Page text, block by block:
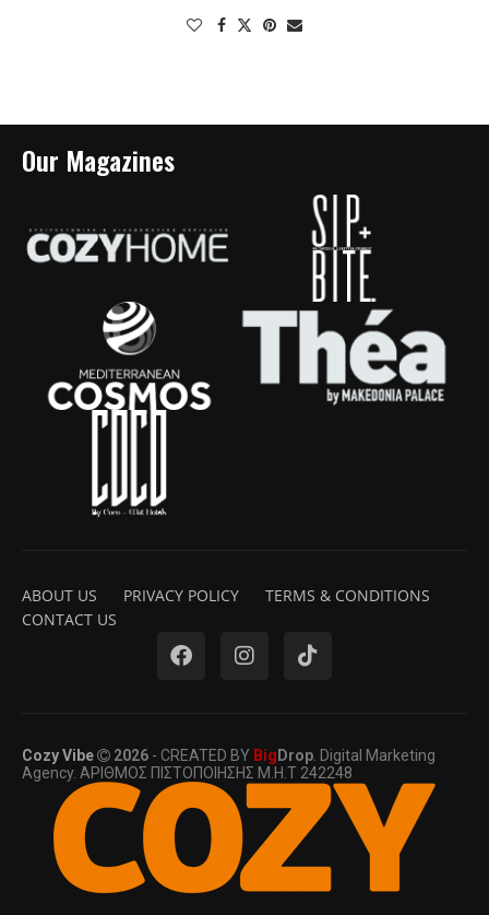
Our Magazines
ABOUT US PRIVACY POLICY
TERMS & CONDITIONS
CONTACT US
Cozy Vibe 2026 - CREATED BY Big Drop . Digital Marketing
Agency. ΑΡΙΘΜΟΣ ΠΙΣΤΟΠΟΙΗΣΗΣ Μ.Η.Τ 242248